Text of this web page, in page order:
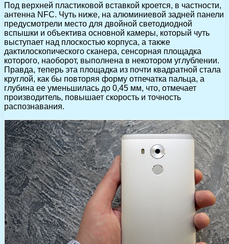
Под верхней пластиковой вставкой кроется, в частности,
антенна NFC. Чуть ниже, на алюминиевой задней панели
предусмотрели место для двойной светодиодной
вспышки и объектива основной камеры, который чуть
выступает над плоскостью корпуса, а также
дактилоскопического сканера, сенсорная площадка
которого, наоборот, выполнена в некотором углублении.
Правда, теперь эта площадка из почти квадратной стала
круглой, как бы повторяя форму отпечатка пальца, а
глубина ее уменьшилась до 0,45 мм, что, отмечает
производитель, повышает скорость и точность
распознавания.